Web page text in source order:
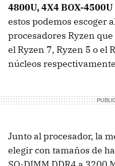
4800U, 4X4 BOX-
estos podemos escoger
procesadores Ryzen
el Ryzen 7, Ryzen 5 o el
núcleos
Junto al procesador, la
elegir con tamaños de